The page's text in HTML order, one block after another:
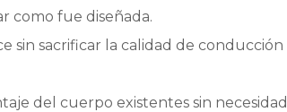
como fue diseñada.
sin sacrificar la calidad de
del cuerpo existentes sin